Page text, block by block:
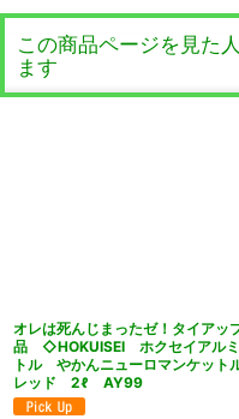
この商品ページを見た
ます
オレは死んじまったゼ！タイアッ
品 ◇HOKUISEI ホクセイアル
トル やかんニューロマンケット
レッド 2ℓ AY99